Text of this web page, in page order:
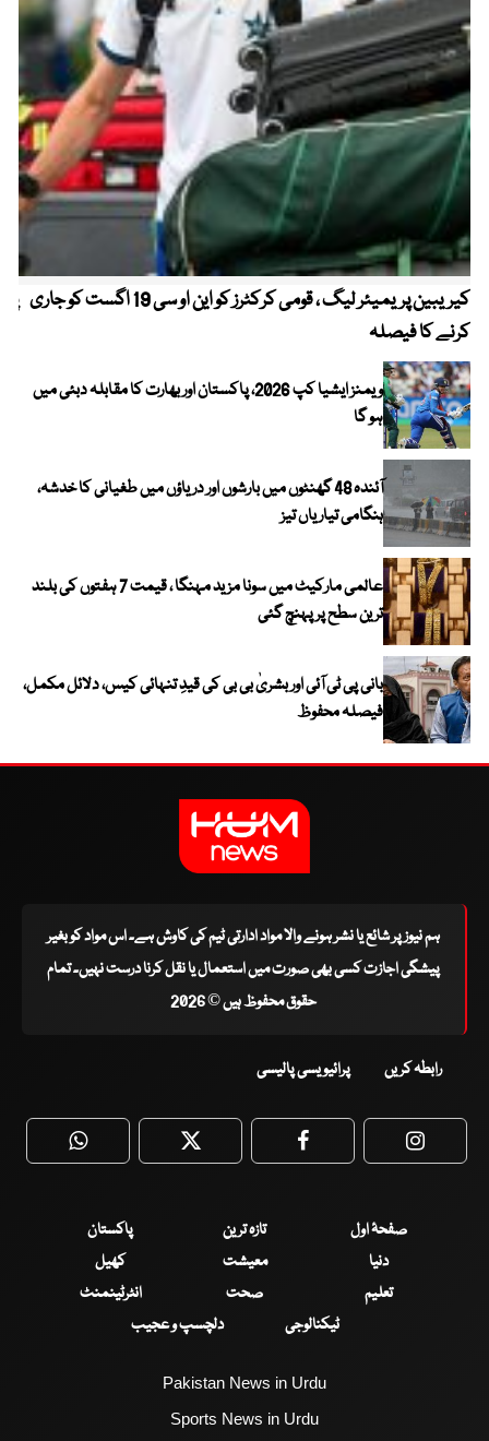
کیریبین پریمیئر لیگ ، قومی کرکٹرز کو این او سی 19 اگست کو جاری
کرنے کا فیصلہ
ویمنز ایشیا کپ 2026، پاکستان اور بھارت کا مقابلہ دبئی میں
ہو گا
آئندہ 48 گھنٹوں میں بارشوں اور دریاؤں میں طغیانی کا خدشہ،
ہنگامی تیاریاں تیز
عالمی مارکیٹ میں سونا مزید مہنگا ، قیمت 7 ہفتوں کی بلند
ترین سطح پر پہنچ گئی
بانی پی ٹی آئی اور بشریٰ بی بی کی قیدِ تنہائی کیس، دلائل مکمل،
فیصلہ محفوظ
ہم نیوز پر شائع یا نشر ہونے والا مواد ادارتی ٹیم کی کاوش ہے۔ اس مواد کو بغیر
پیشگی اجازت کسی بھی صورت میں استعمال یا نقل کرنا درست نہیں۔ تمام
حقوق محفوظ ہیں © 2026
رابطہ کریں پرائیویسی پالیسی
WhatsApp Twitter Facebook
صفحۂ اول تازہ ترین
پاکستان
دنیا
معیشت
کھیل
تعلیم
صحت
انٹرٹینمنٹ
ٹیکنالوجی
دلچسپ و عجیب
Pakistan News in Urdu
Sports News in Urdu